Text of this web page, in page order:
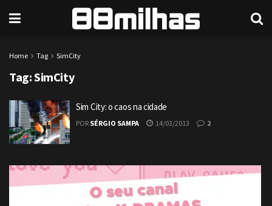
Home Tag SimCity
Tag:SimCity
Sim City: o caos na cidade
POR SÉRGIO SAMPA 14/03/2013 2